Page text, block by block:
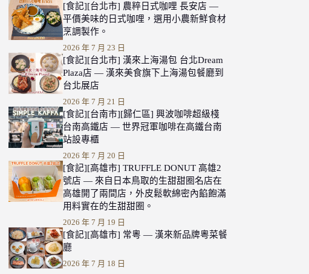
[食記][台北市] 農粹日式咖哩 長安店 —
平價美味的日式咖哩，選用小農新鮮食材
烹調製作。
2026 年 7 月 23 日
[食記][台北市] 漢來上海湯包 台北Dream
Plaza店 — 漢來美食旗下上海湯包餐廳到
台北展店
2026 年 7 月 21 日
[食記][台南市][歸仁區] 興波咖啡超級棧
台南高鐵店 — 世界冠軍咖啡在高鐵台南
站設專櫃
2026 年 7 月 20 日
[食記][高雄市] TRUFFLE DONUT 高雄2
號店 — 來自日本鳥取的生甜甜圈名店在
高雄開了兩間店，外皮鬆軟綿密內餡飽滿
用料實在的生甜甜圈。
2026 年 7 月 19 日
[食記][高雄市] 常粵 — 漢來新品牌粵菜餐
廳
2026 年 7 月 18 日